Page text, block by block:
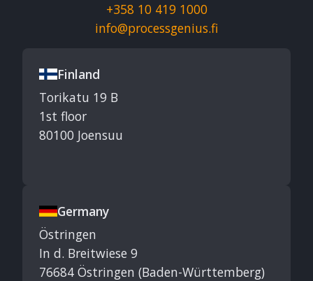
+358 10 419 1000
info@processgenius.fi
Finland
Torikatu 19 B
1st floor
80100 Joensuu
Germany
Östringen
In d. Breitwiese 9
76684 Östringen (Baden-Württemberg)